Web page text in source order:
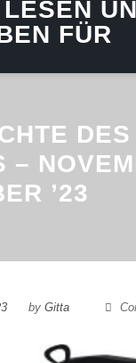
FÜR
DES
–
’23
by Gitta